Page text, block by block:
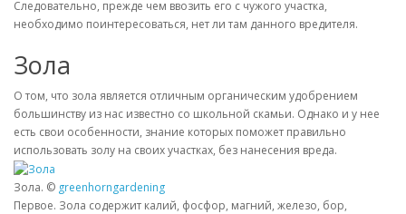
Следовательно, прежде чем ввозить его с чужого участка,
необходимо поинтересоваться, нет ли там данного вредителя.
Зола
О том, что зола является отличным органическим удобрением
большинству из нас известно со школьной скамьи. Однако и у нее
есть свои особенности, знание которых поможет правильно
использовать золу на своих участках, без нанесения вреда.
Зола. © greenhorngardening
Первое. Зола содержит калий, фосфор, магний, железо, бор,